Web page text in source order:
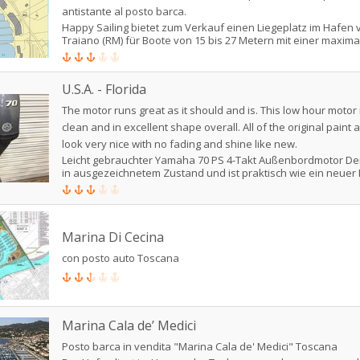
antistante al posto barca.
Happy Sailing bietet zum Verkauf einen Liegeplatz im Hafen
Traiano (RM) für Boote von 15 bis 27 Metern mit einer
von 7 m an. Der Zugang zum Liegeplatz ist sehr bequem, da
Liegeplatz ein großer Wasserraum befindet. Im Preis
Dienstleistungen: Bars, Restaurants, nautische Geschäfte und
Bekleidungsgeschäfte sowie ein Yachtclub mit
von Riva di Traiano befindet sich in der Nähe der Ausfahrt
A12 und ist daher von Rom aus in etwa 30 Minuten leicht zu
Der Hafen verfügt über verschiedene Dienstleistungen,
Umkleidekabinen, Bars, Restaurants, gut ausgestattete
Geschäfte und verschiedene Geschäfte, außerdem gibt es
Yachtclub mit Schwimmbad.
U.S.A. - Florida
The motor runs great as it should and is. This low hour
clean and in excellent shape overall. All of the original paint
look very nice with no fading and shine like new.
Leicht gebrauchter Yamaha 70 PS 4-Takt Außenbordmotor
in ausgezeichnetem Zustand und ist praktisch wie ein neuer
benötigen nichts, um diesen Motor zu installieren. Der Motor
inspiziert und ist bereit für die Montage und den Betrieb. Der
wird vor der Auslieferung vollständig gewartet Dieser Motor
schöne, saubere Motor springt auf Anhieb an und läuft
läuft super, wie er soll und ist. Dieser Motor mit niedriger
vollem Vertrauen kaufen.
Marina Di Cecina
con posto auto Toscana
Marina Cala de’ Medici
Posto barca in vendita "Marina Cala de' Medici" Toscana